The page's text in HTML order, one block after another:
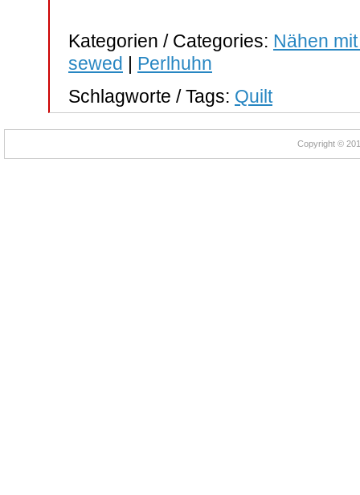
Kategorien / Categories: Nähen
sewed | Perlhuhn
Schlagworte / Tags: Quilt
Copyright ©